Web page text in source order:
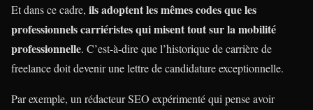
Et dans ce cadre, ils adoptent les mêmes codes que les
professionnels carriéristes qui misent tout sur la mobilité
professionnelle. C’est-à-dire que l’historique de carrière de
freelance doit devenir une lettre de candidature exceptionnelle.
Par exemple, un rédacteur SEO expérimenté qui pense avoir